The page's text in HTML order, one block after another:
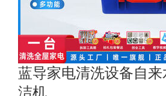
蓝导家电清洗设备自
洁机